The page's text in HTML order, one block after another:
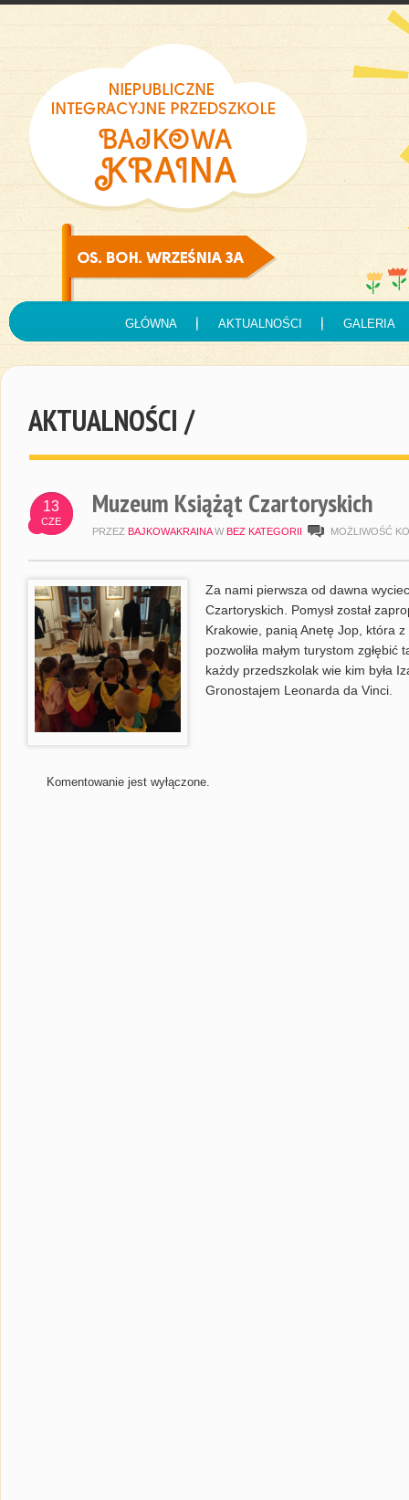
GŁÓWNA AKTUALNOŚCI GALERIA
AKTUALNOŚCI /
13
CZE
Muzeum Książąt Czartoryskich
PRZEZ BAJKOWAKRAINA W BEZ KATEGORII MOŻLIWOŚĆ
Za nami pierwsza od dawna
Czartoryskich. Pomysł został
Krakowie, panią Anetę Jop, która
pozwoliła małym turystom
każdy przedszkolak wie kim była
Gronostajem Leonarda da Vinci.
Komentowanie jest wyłączone.